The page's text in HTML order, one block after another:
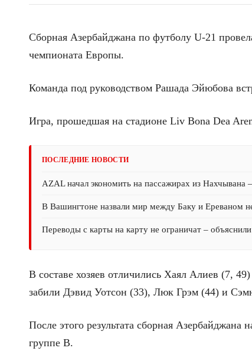
Сборная Азербайджана по футболу U-21
чемпионата Европы.
Команда под руководством Рашада Эйюбова
Игра, прошедшая на стадионе Liv Bona Dea
ПОСЛЕДНИЕ НОВОСТИ
AZAL начал экономить на пассажирах из Нахчывана
В Вашингтоне назвали мир между Баку и Ереваном
Переводы с карты на карту не ограничат –
В составе хозяев отличились Хаял Алиев (7,
забили Дэвид Уотсон (33), Люк Грэм (44) и
После этого результата сборная
группе B.